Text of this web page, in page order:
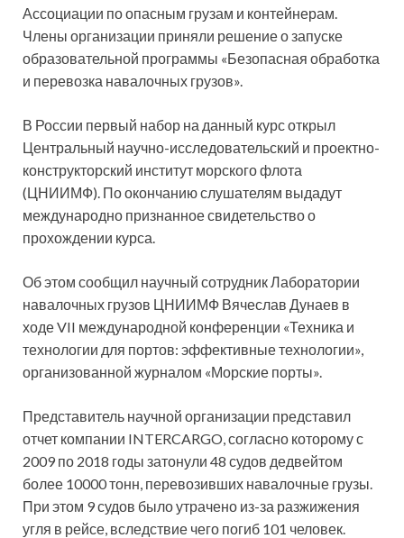
Ассоциации по опасным грузам и контейнерам.
Члены организации приняли решение о запуске
образовательной программы «Безопасная обработка
и перевозка навалочных грузов».
В России первый набор на данный курс открыл
Центральный научно-исследовательский и проектно-
конструкторский институт морского флота
(ЦНИИМФ). По окончанию слушателям выдадут
международно признанное свидетельство о
прохождении курса.
Об этом сообщил научный сотрудник Лаборатории
навалочных грузов ЦНИИМФ Вячеслав Дунаев в
ходе VII международной конференции «Техника и
технологии для портов: эффективные технологии»,
организованной журналом «Морские порты».
Представитель научной организации представил
отчет компании INTERCARGO, согласно которому с
2009 по 2018 годы затонули 48 судов дедвейтом
более 10000 тонн, перевозивших навалочные грузы.
При этом 9 судов было утрачено из-за разжижения
угля в рейсе, вследствие чего погиб 101 человек.